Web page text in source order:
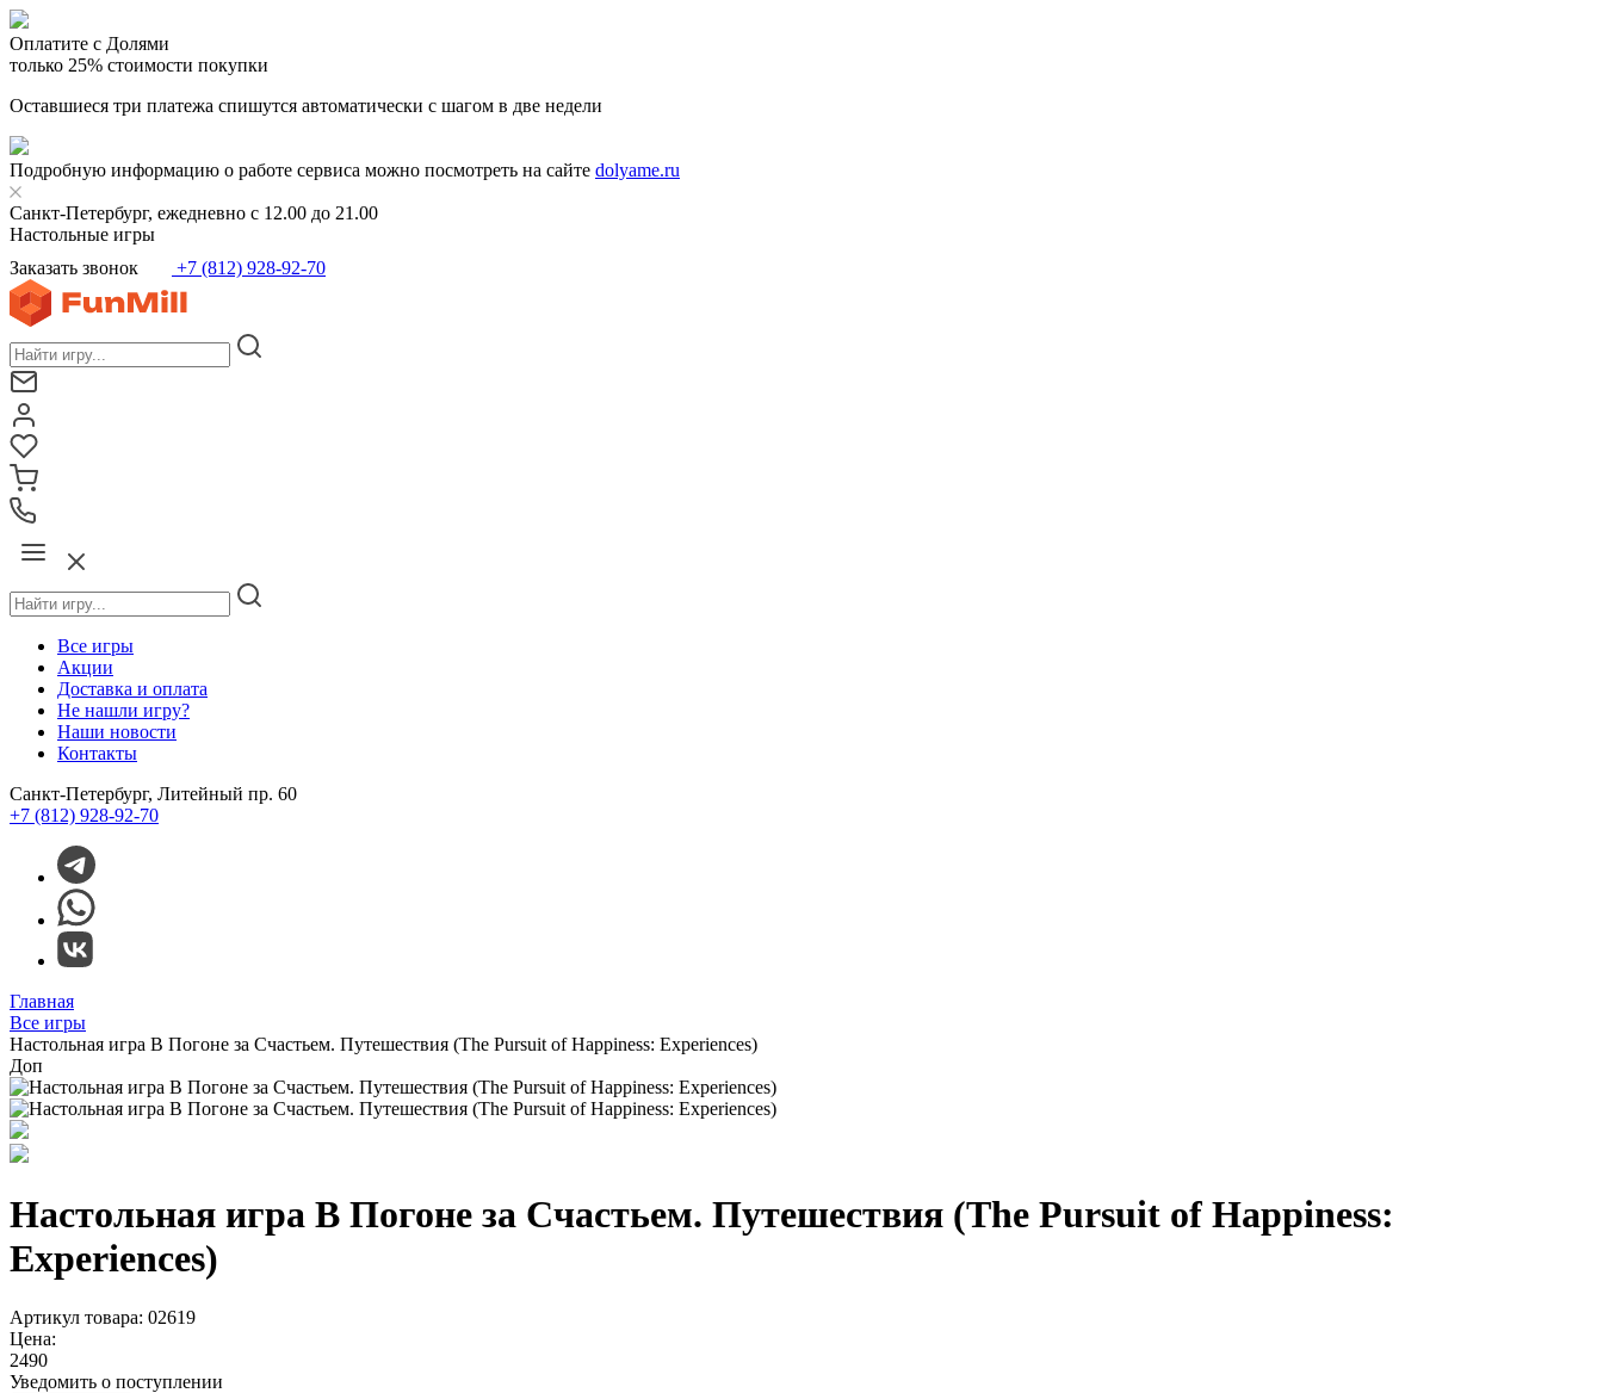
Оплатите с Долями
только 25% стоимости покупки
Оставшиеся три платежа спишутся автоматически с шагом в две недели
Подробную информацию о работе сервиса можно посмотреть на сайте dolyame.ru
Санкт-Петербург, ежедневно с 12.00 до 21.00
Настольные игры
Заказать звонок
+7 (812) 928-92-70
Все игры
Акции
Доставка и оплата
Не нашли игру?
Наши новости
Контакты
Санкт-Петербург, Литейный пр. 60
+7 (812) 928-92-70
Главная
Все игры
Настольная игра В Погоне за Счастьем. Путешествия (The Pursuit of Happiness: Experiences)
Доп
Настольная игра В Погоне за Счастьем. Путешествия (The Pursuit of Happiness:
Experiences)
Артикул товара: 02619
Цена:
2490
Уведомить о поступлении